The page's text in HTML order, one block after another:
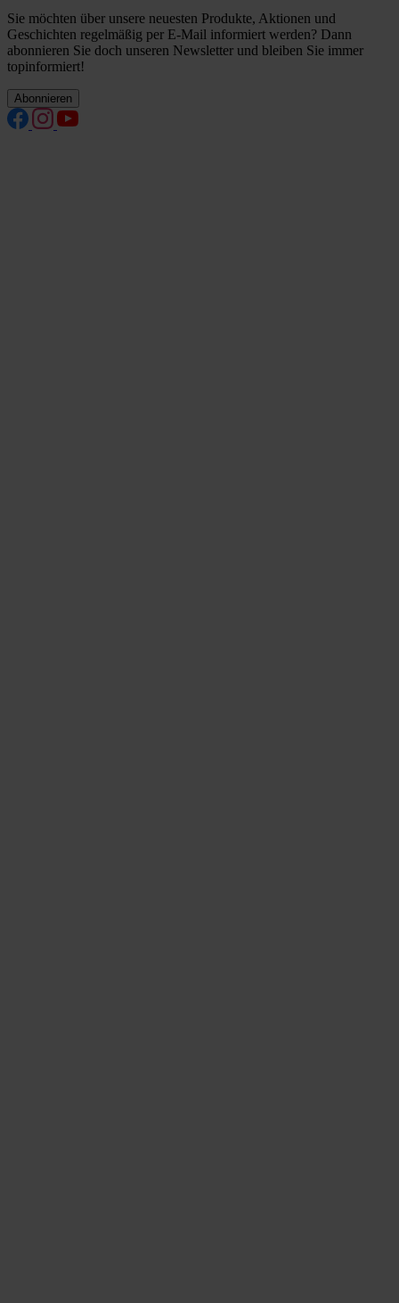
Sie möchten über unsere neuesten Produkte, Aktionen und
Geschichten regelmäßig per E-Mail informiert werden? Dann
abonnieren Sie doch unseren Newsletter und bleiben Sie immer
topinformiert!
Abonnieren